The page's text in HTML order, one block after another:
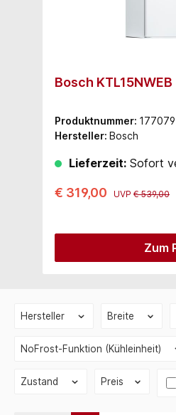
Bosch
Produktnummer: 177079
Hersteller: Bosch
Lieferzeit: Sofort
€ 319,00 UVP € 539,00
Zum
Hersteller Breite
NoFrost-Funktion (Kühleinheit)
Zustand Preis